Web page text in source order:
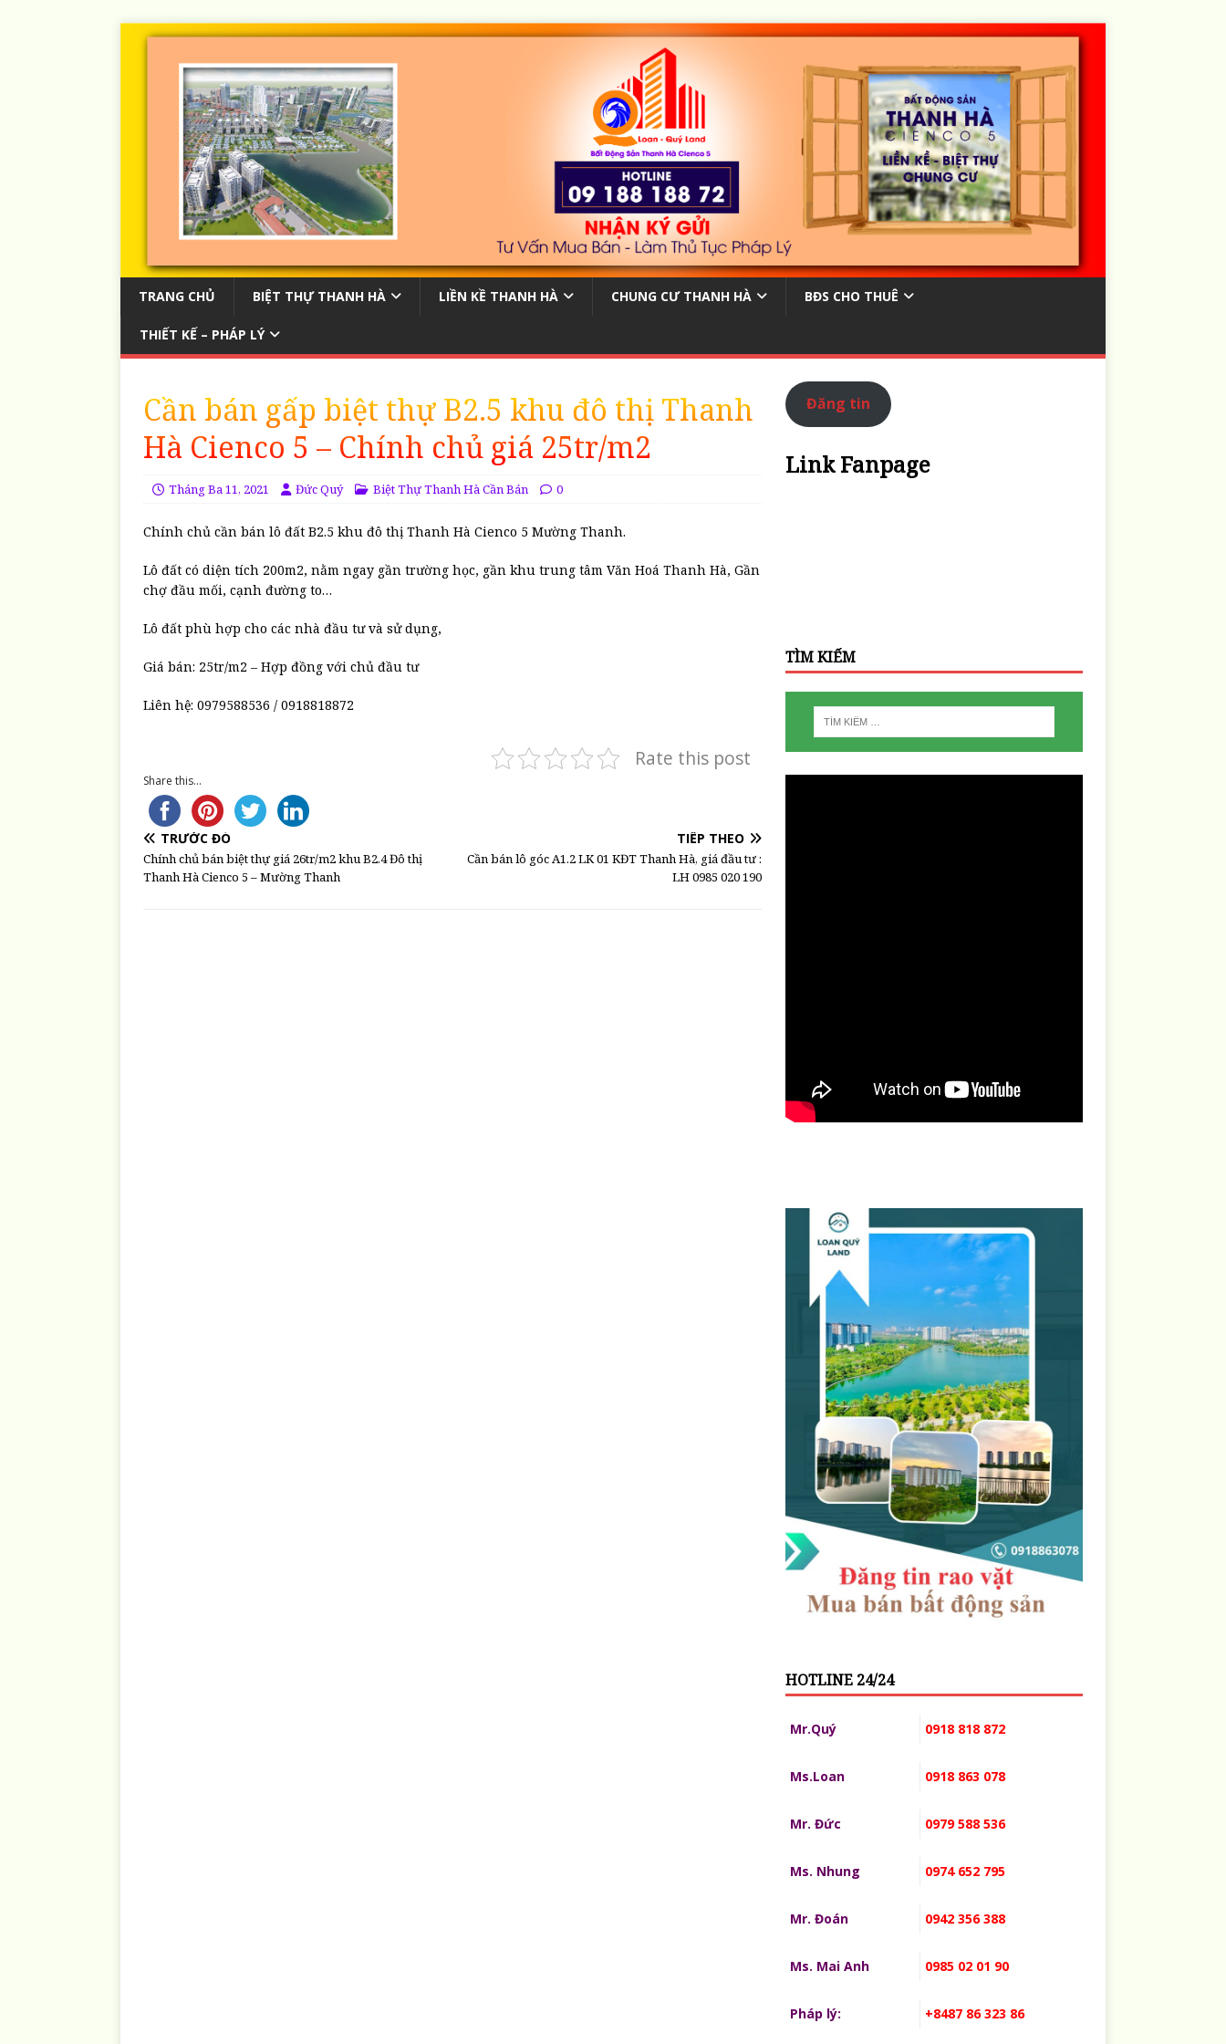
TRANG CHỦ BIỆT THỰ THANH HÀ LIỀN KỀ THANH HÀ CHUNG CƯ THANH HÀ BĐS CHO THUÊ
THIẾT KẾ – PHÁP LÝ
Cần bán gấp biệt thự B2.5 khu đô thị Thanh
Hà Cienco 5 – Chính chủ giá 25tr/m2
Tháng Ba 11, 2021 Đức Quý Biệt Thự Thanh Hà Cần Bán 0
Chính chủ cần bán lô đất B2.5 khu đô thị Thanh Hà Cienco 5 Mường Thanh.
Lô đất có diện tích 200m2, nằm ngay gần trường học, gần khu trung tâm Văn Hoá Thanh Hà, Gần
chợ đầu mối, cạnh đường to…
Lô đất phù hợp cho các nhà đầu tư và sử dụng,
Giá bán: 25tr/m2 – Hợp đồng với chủ đầu tư
Liên hệ: 0979588536 / 0918818872
Rate this post
Share this...
TRƯỚC ĐÓ
Chính chủ bán biệt thự giá 26tr/m2 khu B2.4 Đô thị
Thanh Hà Cienco 5 – Mường Thanh
TIẾP THEO
Cần bán lô góc A1.2 LK 01 KĐT Thanh Hà, giá đầu tư :
LH 0985 020 190
Đăng tin
Link Fanpage
TÌM KIẾM
HOTLINE 24/24
Mr.Quý 0918 818 872
Ms.Loan 0918 863 078
Mr. Đức 0979 588 536
Ms. Nhung 0974 652 795
Mr. Đoán 0942 356 388
Ms. Mai Anh 0985 02 01 90
Pháp lý: +8487 86 323 86